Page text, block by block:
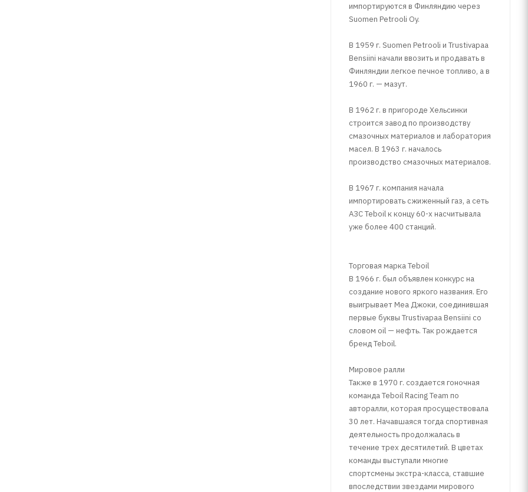
импортируются в Финляндию через
Suomen Petrooli Oy.
В 1959 г. Suomen Petrooli и Trustivapaa
Bensiini начали ввозить и продавать в
Финляндии легкое печное топливо, а в
1960 г. — мазут.
В 1962 г. в пригороде Хельсинки
строится завод по производству
смазочных материалов и лаборатория
масел. В 1963 г. началось
производство смазочных материалов.
В 1967 г. компания начала
импортировать сжиженный газ, а сеть
АЗС Teboil к концу 60-х насчитывала
уже более 400 станций.
Торговая марка Teboil
В 1966 г. был объявлен конкурс на
создание нового яркого названия. Его
выигрывает Меа Джоки, соединившая
первые буквы Trustivapaa Bensiini со
словом oil — нефть. Так рождается
бренд Teboil.
Мировое ралли
Также в 1970 г. создается гоночная
команда Teboil Racing Team по
авторалли, которая просуществовала
30 лет. Начавшаяся тогда спортивная
деятельность продолжалась в
течение трех десятилетий. В цветах
команды выступали многие
спортсмены экстра-класса, ставшие
впоследствии звездами мирового